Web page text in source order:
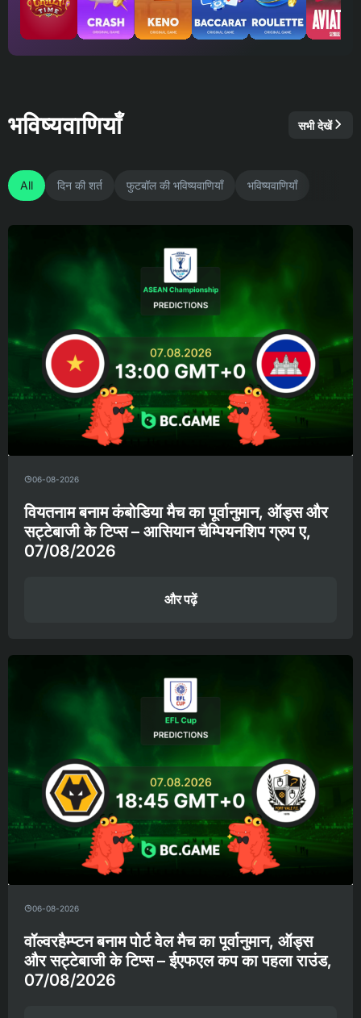
भविष्यवाणियाँ सभी देखें
All दिन की शर्त फुटबॉल की भविष्यवाणियाँ भविष्यवाणियाँ
06-08-2026
वियतनाम बनाम कंबोडिया मैच का पूर्वानुमान, ऑड्स और
सट्टेबाजी के टिप्स – आसियान चैम्पियनशिप ग्रुप ए,
07/08/2026
और पढ़ें
06-08-2026
वॉल्वरहैम्प्टन बनाम पोर्ट वेल मैच का पूर्वानुमान, ऑड्स
और सट्टेबाजी के टिप्स – ईएफएल कप का पहला राउंड,
07/08/2026